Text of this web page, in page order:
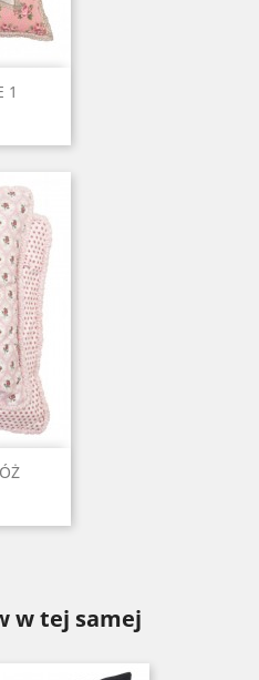
1
w tej samej